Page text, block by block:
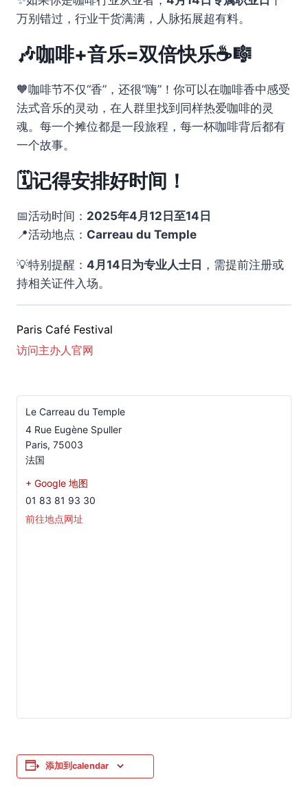
万别错过，行业干货满满，人脉拓展超有料。
🎶咖啡+音乐=双倍快乐☕🎼
🧡咖啡节不仅“香”，还很“嗨”！你可以在咖啡香中感受
法式音乐的灵动，在人群里找到同样热爱咖啡的灵
魂。每一个摊位都是一段旅程，每一杯咖啡背后都有
一个故事。
🗓️记得安排好时间！
📅活动时间： 2025年4月12日至14日
📍活动地点： Carreau du Temple
💡特别提醒： 4月14日为专业人士日 ，需提前注册或
持相关证件入场。
Paris Café Festival
访问主办人官网
Le Carreau du Temple
4 Rue Eugène Spuller
Paris, 75003
法国
+ Google 地图
01 83 81 93 30
前往地点网址
添加到calendar